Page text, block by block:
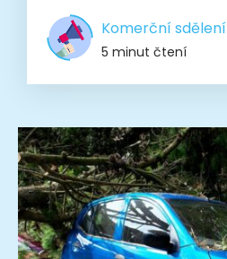
Komerční sdělení
5 minut čtení